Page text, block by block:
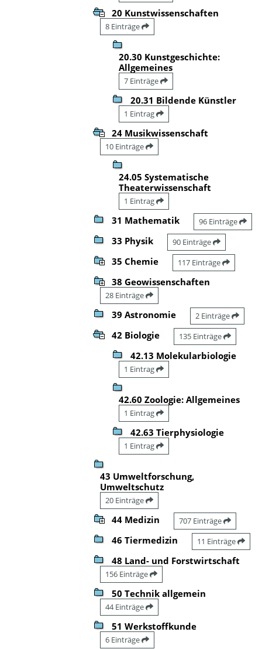
20 Kunstwissenschaften
8 Einträge
20.30 Kunstgeschichte:
Allgemeines
7 Einträge
20.31 Bildende Künstler
1 Eintrag
24 Musikwissenschaft
10 Einträge
24.05 Systematische
Theaterwissenschaft
1 Eintrag
31 Mathematik 96 Einträge
33 Physik 90 Einträge
35 Chemie 117 Einträge
38 Geowissenschaften
28 Einträge
39 Astronomie 2 Einträge
42 Biologie 135 Einträge
42.13 Molekularbiologie
1 Eintrag
42.60 Zoologie: Allgemeines
1 Eintrag
42.63 Tierphysiologie
1 Eintrag
43 Umweltforschung,
Umweltschutz
20 Einträge
44 Medizin 707 Einträge
46 Tiermedizin 11 Einträge
48 Land- und Forstwirtschaft
156 Einträge
50 Technik allgemein
44 Einträge
51 Werkstoffkunde
6 Einträge